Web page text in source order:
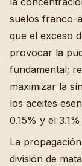
suelos franco-
que el exceso
provocar la
fundamental;
maximizar la
los aceites
0.15% y el
La
división de